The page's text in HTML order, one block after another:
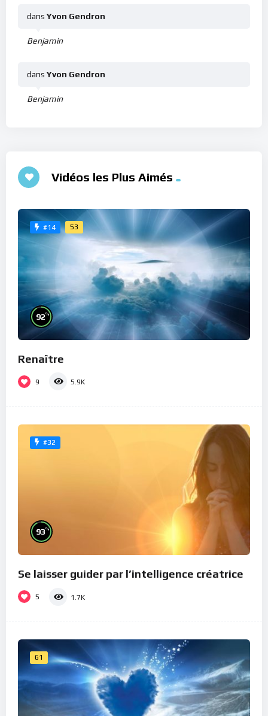
Benjamin
dans Yvon Gendron
Benjamin
dans Yvon Gendron
Vidéos les Plus Aimés
#14 53
92%
Renaître
9 5.9K
#32
93%
Se laisser guider par l’intelligence créatrice
5 1.7K
61